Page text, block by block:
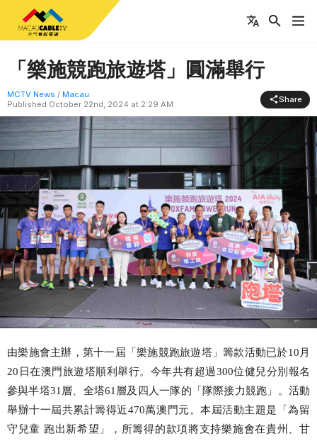
「樂施競跑旅遊塔」圓滿舉行
MCTV News / Macau
Published October 22nd, 2024 at 2:29 AM Share
由樂施會主辦，第十一屆「樂施競跑旅遊塔」籌款活動已於10月
20日在澳門旅遊塔順利舉行。今年共有超過300位健兒分別報名
參與半塔31層、全塔61層及四人一隊的「隊際接力競跑」 。 活動
舉辦十一屆共累計籌得近470萬澳門元。本屆活動主題是「為留
守兒童 跑出新希望」，所籌得的款項將支持樂施會在貴州、甘